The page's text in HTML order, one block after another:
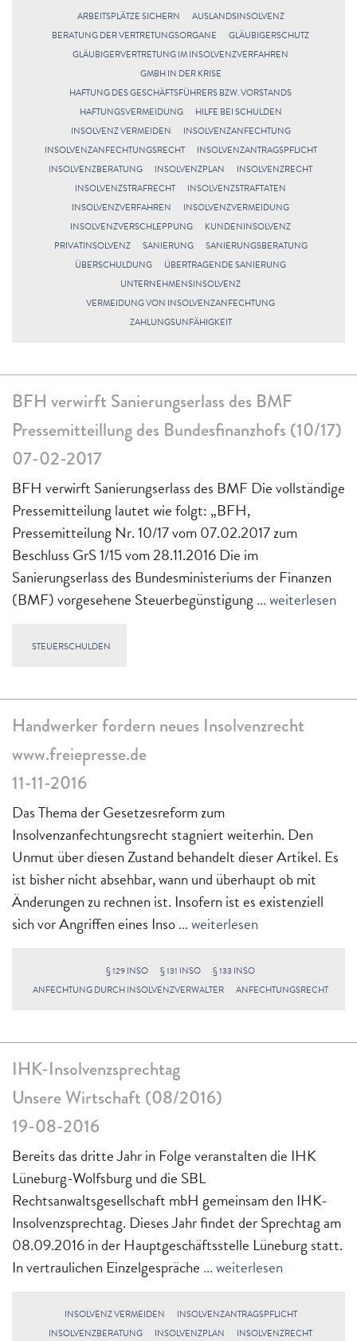
ARBEITSPLÄTZE SICHERN
AUSLANDSINSOLVENZ
BERATUNG DER VERTRETUNGSORGANE
GLÄUBIGERSCHUTZ
GLÄUBIGERVERTRETUNG IM INSOLVENZVERFAHREN
GMBH IN DER KRISE
HAFTUNG DES GESCHÄFTSFÜHRERS BZW. VORSTANDS
HAFTUNGSVERMEIDUNG
HILFE BEI SCHULDEN
INSOLVENZ VERMEIDEN
INSOLVENZANFECHTUNG
INSOLVENZANFECHTUNGSRECHT
INSOLVENZANTRAGSPFLICHT
INSOLVENZBERATUNG
INSOLVENZPLAN
INSOLVENZRECHT
INSOLVENZSTRAFRECHT
INSOLVENZSTRAFTATEN
INSOLVENZVERFAHREN
INSOLVENZVERMEIDUNG
INSOLVENZVERSCHLEPPUNG
KUNDENINSOLVENZ
PRIVATINSOLVENZ
SANIERUNG
SANIERUNGSBERATUNG
ÜBERSCHULDUNG
ÜBERTRAGENDE SANIERUNG
UNTERNEHMENSINSOLVENZ
VERMEIDUNG VON INSOLVENZANFECHTUNG
ZAHLUNGSUNFÄHIGKEIT
BFH verwirft Sanierungserlass des BMF
Pressemitteillung des Bundesfinanzhofs (10/17)
07-02-2017
BFH verwirft Sanierungserlass des BMF Die vollständige
Pressemitteilung lautet wie folgt: „BFH,
Pressemitteilung Nr. 10/17 vom 07.02.2017 zum
Beschluss GrS 1/15 vom 28.11.2016 Die im
Sanierungserlass des Bundesministeriums der Finanzen
(BMF) vorgesehene Steuerbegünstigung ... weiterlesen
STEUERSCHULDEN
Handwerker fordern neues Insolvenzrecht
www.freiepresse.de
11-11-2016
Das Thema der Gesetzesreform zum
Insolvenzanfechtungsrecht stagniert weiterhin. Den
Unmut über diesen Zustand behandelt dieser Artikel. Es
ist bisher nicht absehbar, wann und überhaupt ob mit
Änderungen zu rechnen ist. Insofern ist es existenziell
sich vor Angriffen eines Inso... weiterlesen
§ 129 INSO § 131 INSO
§ 133 INSO
ANFECHTUNG DURCH INSOLVENZVERWALTER
ANFECHTUNGSRECHT
IHK-Insolvenzsprechtag
Unsere Wirtschaft (08/2016)
19-08-2016
Bereits das dritte Jahr in Folge veranstalten die IHK
Lüneburg-Wolfsburg und die SBL
Rechtsanwaltsgesellschaft mbH gemeinsam den IHK-
Insolvenzsprechtag. Dieses Jahr findet der Sprechtag am
08.09.2016 in der Hauptgeschäftsstelle Lüneburg statt.
In vertraulichen Einzelgespräche ... weiterlesen
INSOLVENZ VERMEIDEN
INSOLVENZANTRAGSPFLICHT
INSOLVENZBERATUNG
INSOLVENZPLAN
INSOLVENZRECHT